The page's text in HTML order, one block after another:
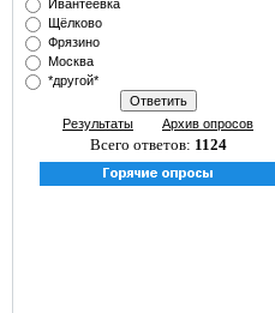
Ивантеевка
Щёлково
Фрязино
Москва
*другой*
Результаты Архив опросов
Всего ответов: 1124